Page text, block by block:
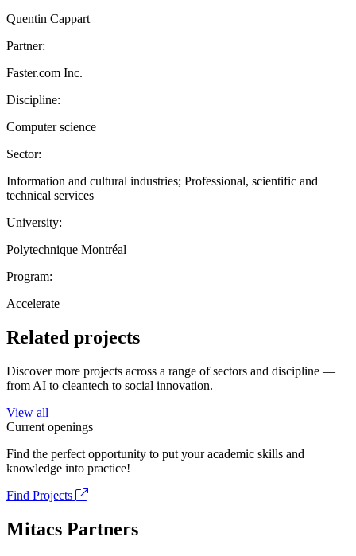
Quentin Cappart
Partner:
Faster.com Inc.
Discipline:
Computer science
Sector:
Information and cultural industries; Professional, scientific and
technical services
University:
Polytechnique Montréal
Program:
Accelerate
Related projects
Discover more projects across a range of sectors and discipline —
from AI to cleantech to social innovation.
View all
Current openings
Find the perfect opportunity to put your academic skills and
knowledge into practice!
Find Projects
Mitacs Partners